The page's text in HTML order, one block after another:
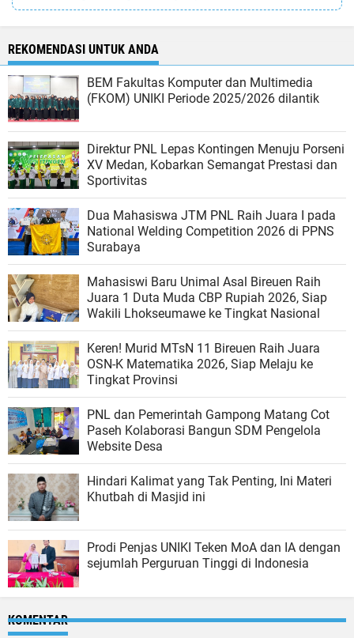
REKOMENDASI UNTUK ANDA
BEM Fakultas Komputer dan Multimedia
(FKOM) UNIKI Periode 2025/2026 dilantik
Direktur PNL Lepas Kontingen Menuju Porseni
XV Medan, Kobarkan Semangat Prestasi dan
Sportivitas
Dua Mahasiswa JTM PNL Raih Juara I pada
National Welding Competition 2026 di PPNS
Surabaya
Mahasiswi Baru Unimal Asal Bireuen Raih
Juara 1 Duta Muda CBP Rupiah 2026, Siap
Wakili Lhokseumawe ke Tingkat Nasional
Keren! Murid MTsN 11 Bireuen Raih Juara
OSN-K Matematika 2026, Siap Melaju ke
Tingkat Provinsi
PNL dan Pemerintah Gampong Matang Cot
Paseh Kolaborasi Bangun SDM Pengelola
Website Desa
Hindari Kalimat yang Tak Penting, Ini Materi
Khutbah di Masjid ini
Prodi Penjas UNIKI Teken MoA dan IA dengan
sejumlah Perguruan Tinggi di Indonesia
KOMENTAR